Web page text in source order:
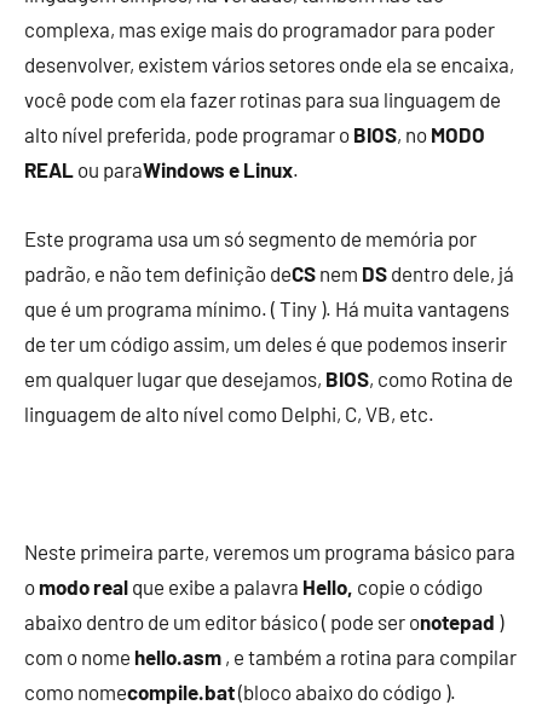
complexa, mas exige mais do programador para poder
desenvolver, existem vários setores onde ela se encaixa,
você pode com ela fazer rotinas para sua linguagem de
alto nível preferida, pode programar o BIOS, no MODO
REAL ou paraWindows e Linux.
Este programa usa um só segmento de memória por
padrão, e não tem definição deCS nem DS dentro dele, já
que é um programa mínimo. ( Tiny ). Há muita vantagens
de ter um código assim, um deles é que podemos inserir
em qualquer lugar que desejamos, BIOS, como Rotina de
linguagem de alto nível como Delphi, C, VB, etc.
Neste primeira parte, veremos um programa básico para
omodo real que exibe a palavra Hello, copie o código
abaixo dentro de um editor básico ( pode ser onotepad )
com o nome hello.asm , e também a rotina para compilar
como nomecompile.bat(bloco abaixo do código ).